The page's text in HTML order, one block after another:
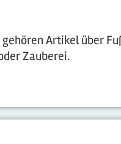
Artikel über
Zauberei.